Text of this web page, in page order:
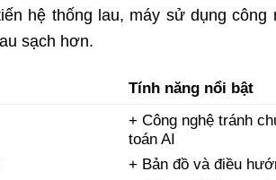
hệ thống lau, máy sử dụng
sạch hơn.
Tính năng nổi bật
+ Công nghệ tránh
toán AI
+ Bản đồ và điều